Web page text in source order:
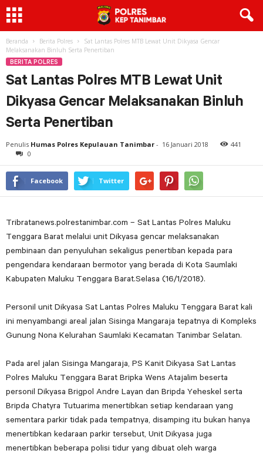
Beranda Berita Polres
Sat Lantas Polres MTB Lewat Unit Dikyasa Gencar
Melaksanakan Binluh Serta Penertiban
BERITA POLRES
Sat Lantas Polres MTB Lewat Unit
Dikyasa Gencar Melaksanakan Binluh
Serta Penertiban
Penulis Humas Polres Kepulauan Tanimbar - 16 Januari 2018
441
0
Facebook Twitter
Tribratanews.polrestanimbar.com – Sat Lantas Polres Maluku
Tenggara Barat melalui unit Dikyasa gencar melaksanakan
pembinaan dan penyuluhan sekaligus penertiban kepada para
pengendara kendaraan bermotor yang berada di Kota Saumlaki
Kabupaten Maluku Tenggara Barat.Selasa (16/1/2018).
Personil unit Dikyasa Sat Lantas Polres Maluku Tenggara Barat kali
ini menyambangi areal jalan Sisinga Mangaraja tepatnya di Kompleks
Gunung Nona Kelurahan Saumlaki Kecamatan Tanimbar Selatan.
Pada arel jalan Sisinga Mangaraja, PS Kanit Dikyasa Sat Lantas
Polres Maluku Tenggara Barat Bripka Wens Atajalim beserta
personil Dikyasa Brigpol Andre Layan dan Bripda Yeheskel serta
Bripda Chatyra Tutuarima menertibkan setiap kendaraan yang
sementara parkir tidak pada tempatnya, disamping itu bukan hanya
menertibkan kedaraan parkir tersebut, Unit Dikyasa juga
menertibkan beberapa polisi tidur yang dibuat oleh warga